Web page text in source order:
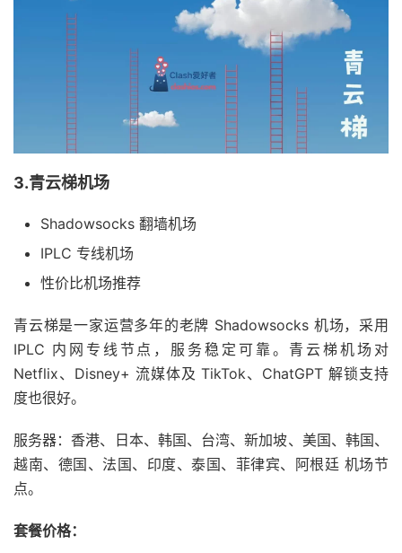
3.青云梯机场
Shadowsocks 翻墙机场
IPLC 专线机场
性价比机场推荐
青云梯是一家运营多年的老牌 Shadowsocks 机场，采用
IPLC 内网专线节点，服务稳定可靠。青云梯机场对
Netflix、Disney+ 流媒体及 TikTok、ChatGPT 解锁支持
度也很好。
服务器：香港、日本、韩国、台湾、新加坡、美国、韩国、
越南、德国、法国、印度、泰国、菲律宾、阿根廷 机场节
点。
套餐价格：